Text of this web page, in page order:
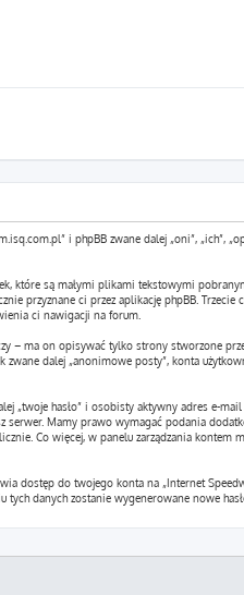
i phpBB zwane dalej „oni”, „ich”,
które są małymi plikami tekstowymi
przyznane ci przez aplikację phpBB. Trzecie
ci nawigacji na forum.
– ma on opisywać tylko strony stworzone
dalej „anonimowe posty”, konta
„twoje hasło” i osobisty aktywny adres e-
serwer. Mamy prawo wymagać podania
Co więcej, w panelu zarządzania kontem
dostęp do twojego konta na „Internet
danych zostanie wygenerowane nowe